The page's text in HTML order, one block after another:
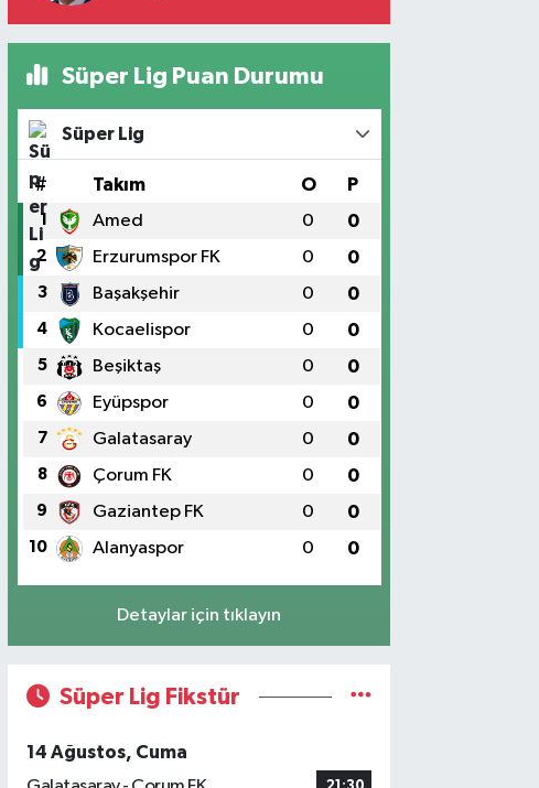
Süper Lig Puan Durumu
Süper Lig
# Takım O P
1 Amed 0 0
2 Erzurumspor FK 0 0
3 Başakşehir 0 0
4 Kocaelispor 0 0
5 Beşiktaş 0 0
6 Eyüpspor 0 0
7 Galatasaray 0 0
8 Çorum FK 0 0
9 Gaziantep FK 0 0
10 Alanyaspor 0 0
Detaylar için tıklayın
Süper Lig Fikstür
14 Ağustos, Cuma